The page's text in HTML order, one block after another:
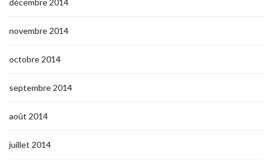
décembre 2014
novembre 2014
octobre 2014
septembre 2014
août 2014
juillet 2014